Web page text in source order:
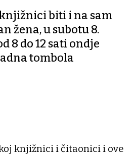
biti i na sam
žena, u subotu 8.
8 do 12 sati ondje
tombola
knjižnici i čitaonici i ove